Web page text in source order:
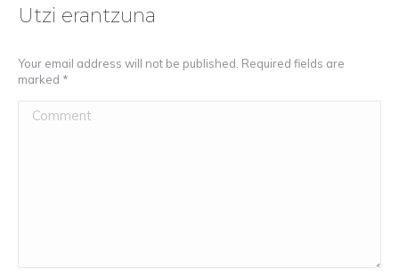
Utzi erantzuna
Your email address will not be published. Required fields are
marked *
Comment